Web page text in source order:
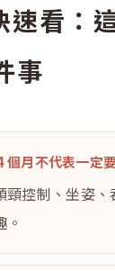
速看：
事
個月不代表一定
頸控制、坐姿、